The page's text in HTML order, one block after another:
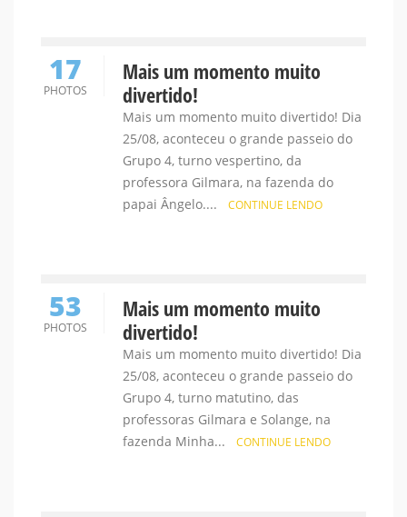
17
PHOTOS
Mais um momento muito
divertido!
Mais um momento muito divertido! Dia
25/08, aconteceu o grande passeio do
Grupo 4, turno vespertino, da
professora Gilmara, na fazenda do
papai Ângelo.... CONTINUE LENDO
53
PHOTOS
Mais um momento muito
divertido!
Mais um momento muito divertido! Dia
25/08, aconteceu o grande passeio do
Grupo 4, turno matutino, das
professoras Gilmara e Solange, na
fazenda Minha... CONTINUE LENDO